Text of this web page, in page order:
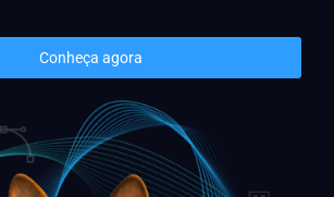
Conheça agora